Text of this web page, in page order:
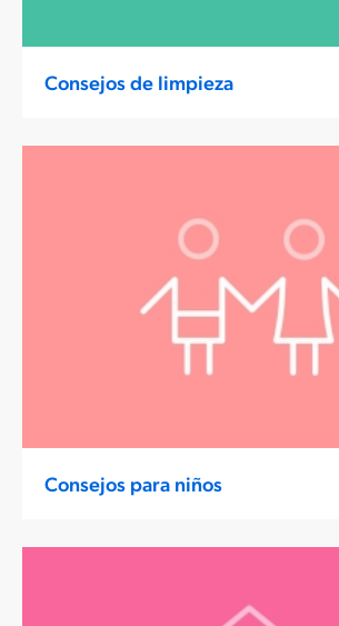
Consejos de limpieza
Consejos para niños